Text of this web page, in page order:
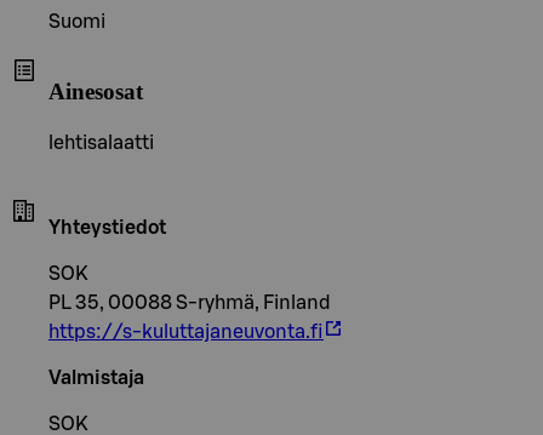
Suomi
Ainesosat
lehtisalaatti
Yhteystiedot
SOK
PL 35, 00088 S-ryhmä, Finland
https://s-kuluttajaneuvonta.fi
Valmistaja
SOK